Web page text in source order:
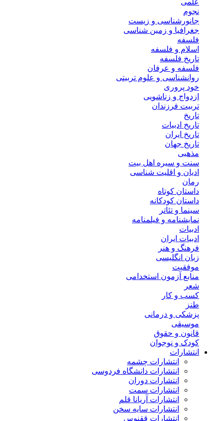
علمی
نجوم
جانورشناسی و زیست
جغرافیا و زمین شناسی
فلسفه
اسلام و فلسفه
تاریخ فلسفه
فلسفه و عرفان
روانشناسی و علوم تربیتی
خود پروری
ازدواج و زناشویی
تربیت فرزندان
تاریخ
تاریخ ادبیات
تاریخ ایران
تاریخ جهان
مذهبی
سنت و سیره اهل بیت
ادیان و اقلیت شناسی
رمان
داستان کوتاه
داستان کودکانه
سینما و تئاتر
نمایشنامه و فیلمنامه
ادبیات
ادبیات ایران
فرهنگ و هنر
زبان انگلیسی
موفقیت
منابع آزمون استخدامی
شعر
کسب و کار
طنز
پزشکی و درمانی
موسیقی
قانون و حقوق
کودک و نوجوان
انتشارات
انتشارات چشمه
انتشارات دانشگاه فردوسی
انتشارات دوران
انتشارات سمت
انتشارات آریانا قلم
انتشارات سایه سخن
انتشارات ققنوس